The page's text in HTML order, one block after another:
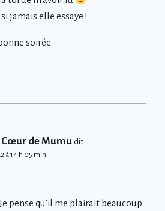
jamais elle essaye !
soirée
Cœur de Mumu dit :
à 14 h 05 min
pense qu’il me plairait beaucoup